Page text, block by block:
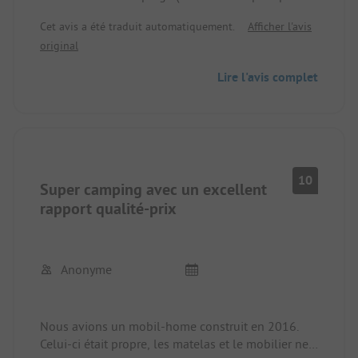
Malheureusement, la plage ne correspondait pas à
nos attentes (trop plate et trop semblable à du
Cet avis a été traduit automatiquement.
Afficher l'avis
original
Lire l'avis complet
Super camping avec un excellent
rapport qualité-prix
10
Anonyme
Nous avions un mobil-home construit en 2016.
Celui-ci était propre, les matelas et le mobilier ne